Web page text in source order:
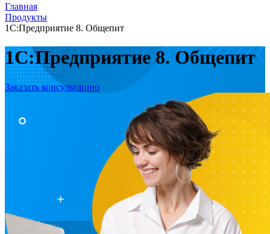
Главная
Продукты
1С:Предприятие 8. Общепит
1С:Предприятие 8. Общепит
Заказать консультацию